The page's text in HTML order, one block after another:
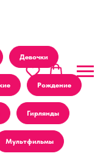
Девочки
Рождение
Гирлянды
Мультфильмы